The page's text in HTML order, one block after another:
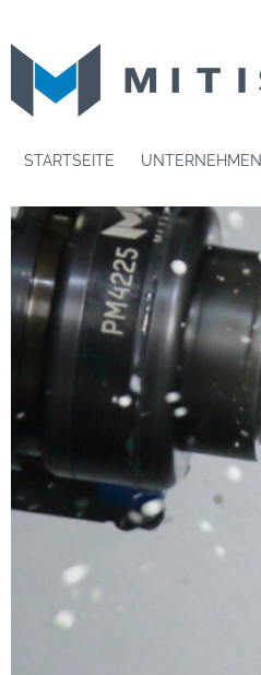
STARTSEITE UNTERNEHMEN